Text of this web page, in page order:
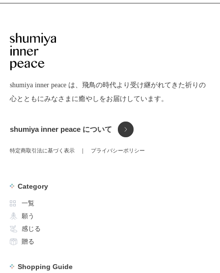
shumiya inner peace は、飛鳥の時代より受け継がれてきた祈りの
心とともにみなさまに癒やしをお届けしています。
shumiya inner peace について
特定商取引法に基づく表示 プライバシーポリシー
Category
一覧
願う
感じる
贈る
Shopping Guide